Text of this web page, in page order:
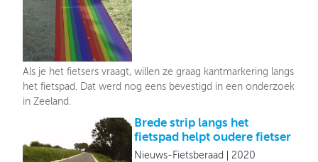
Als je het fietsers vraagt, willen ze graag kantmarkering langs
het fietspad. Dat werd nog eens bevestigd in een onderzoek
in Zeeland.
Brede strip langs het
fietspad helpt oudere fietser
Nieuws-Fietsberaad 2020